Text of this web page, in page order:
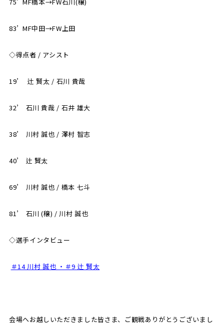
83’ MF中田→FW上田
◇得点者 / アシスト
19’ 辻 賢太 / 石川 貴哉
32’ 石川 貴哉 / 石井 雄大
38’ 川村 誠也 / 澤村 智志
40’ 辻 賢太
69’ 川村 誠也 / 橋本 七斗
81’ 石川 (穣) / 川村 誠也
◇選手インタビュー
＃14 川村 誠也 ・＃9 辻 賢太
会場へお越しいただきました皆さま、ご観戦ありがとうございまし